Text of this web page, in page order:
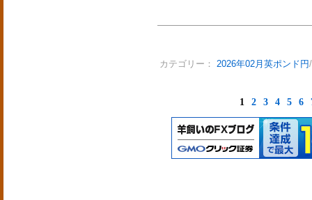
カテゴリー： 2026年02月英ポンド円
1 2 3 4 5 6